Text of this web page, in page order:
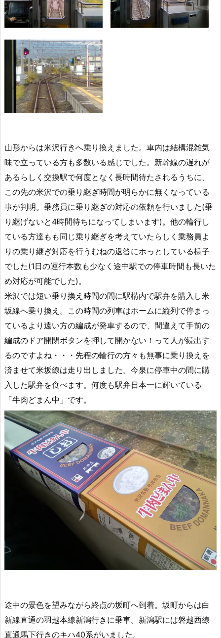
山形からは米沢行きへ乗り換えました。車内は結構混雑気
味で立っている方も多数いる感じでした。新幹線の遅れが
あるらしく交換駅で何度となく長時間待たされるうちに、
この先の米沢での乗り継ぎ時間が明らかに無くなっている
事が判明。乗務員に乗り継ぎの対応の依頼を行いました(乗
り継げないと4時間待ちになってしまいます)。他の輪行し
ている方達もも同じ乗り継ぎを考えていたらしく乗務員よ
りの乗り継ぎ対応を行うむねの返答にホっとしている様子
でした(1日の運行本数も少なく途中駅での停車時間も長いた
め対応が可能でした)。
米沢では短い乗り換え時間の間に駅構内で駅弁を購入し米
坂線へ乗り換え。この時間の列車はホームに縦列で停まっ
ているより遠い方の編成が発車するので、間違えて手前の
編成のドア開閉ボタンを押して開かない！って人が続出す
るのですよね・・・先程の輪行の方々も無事に乗り換えを
済ませて米坂線は走り出しました。今泉に停車中の間に購
入した駅弁を食べます。何度も駅弁日本一に輝いている
「牛肉どまん中」です。
途中の景色を望みながら終点の坂町へ到着。坂町からは白
新線直通の羽越本線新潟行きに乗車。新潟駅には磐越西線
直通馬下行きのキハ40系がいました。